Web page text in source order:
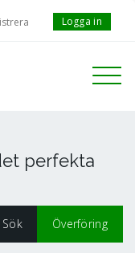
Logga in
Toggle
perfekta